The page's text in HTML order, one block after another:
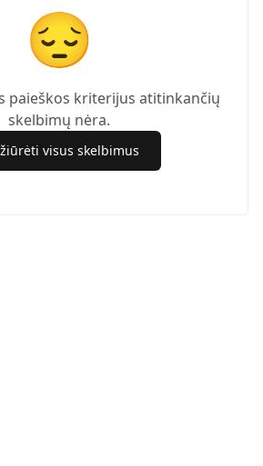
😔
paieškos kriterijus atitinkančių
skelbimų nėra.
visus skelbimus